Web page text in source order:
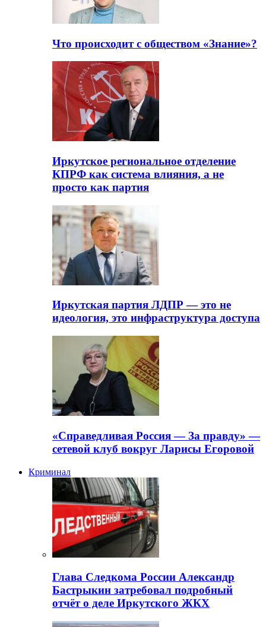
Что происходит с обществом «Знание»?
Иркутское региональное отделение
КПРФ как система влияния, а не
просто как партия
Иркутская партия ЛДПР — это не
идеология, это инфраструктура доступа
«Справедливая Россия — За правду» —
сетевой клуб вокруг Ларисы Егоровой
Криминал
Глава Следкома России Александр
Бастрыкин затребовал подробный
отчёт о деле Иркутского ЖКХ